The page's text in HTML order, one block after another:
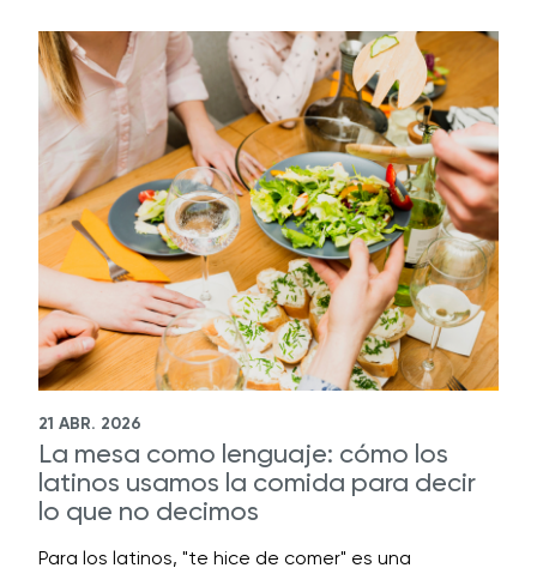
21 ABR. 2026
La mesa como lenguaje: cómo los
latinos usamos la comida para decir
lo que no decimos
Para los latinos, "te hice de comer" es una